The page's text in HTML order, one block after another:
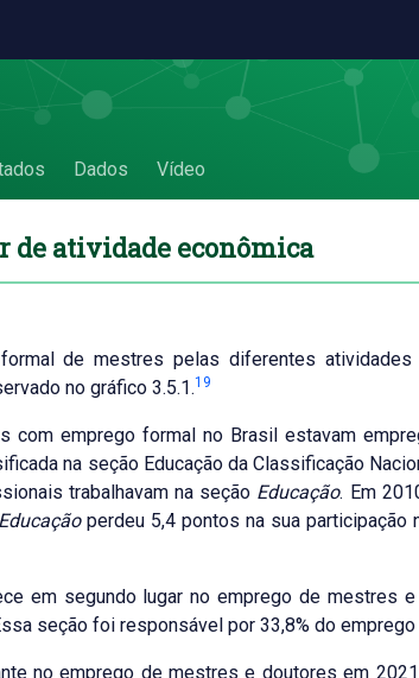
por setor de atividade
Dados Vídeo
de atividade econômica
de mestres pelas diferentes
no gráfico 3.5.1.19
com emprego formal no Brasil estavam
na seção Educação da Classificação
trabalhavam na seção Educação. Em
Educaçãoperdeu 5,4 pontos na sua
em segundo lugar no emprego de mestres
seção foi responsável por 33,8% do
no emprego de mestres e doutores em